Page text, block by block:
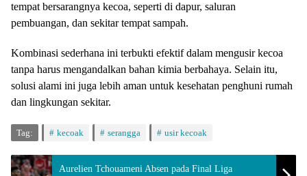
tempat bersarangnya kecoa, seperti di dapur, saluran
pembuangan, dan sekitar tempat sampah.
Kombinasi sederhana ini terbukti efektif dalam mengusir kecoa
tanpa harus mengandalkan bahan kimia berbahaya. Selain itu,
solusi alami ini juga lebih aman untuk kesehatan penghuni rumah
dan lingkungan sekitar.
Tag: kecoak serangga usir kecoak
Aurelien Tchouameni Absen pada Final Liga